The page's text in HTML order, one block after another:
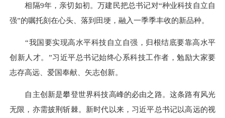
相隔9年，亲切如初。万建民把总书记对“种业科技自立自
强”的嘱托刻在心头、落到田埂，融入一季季丰收的新品种。
“我国要实现高水平科技自立自强，归根结底要靠高水平
创新人才。”习近平总书记始终心系科技工作者，勉励大家要
志存高远、爱国奉献、矢志创新。
自主创新是攀登世界科技高峰的必由之路。这条路有风光
无限，亦需披荆斩棘。新时代以来，习近平总书记以高远的视